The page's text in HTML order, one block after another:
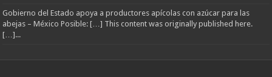
Gobierno del Estado apoya a productores apícolas con azúcar para las
abejas – México Posible: […] This content was originally published here.
[…]...